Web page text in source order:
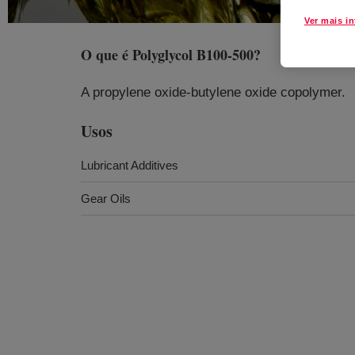
O que éPolyglycol B100-500?
A propylene oxide-butylene oxide copolymer.
Usos
Lubricant Additives
Gear Oils
Ver mais